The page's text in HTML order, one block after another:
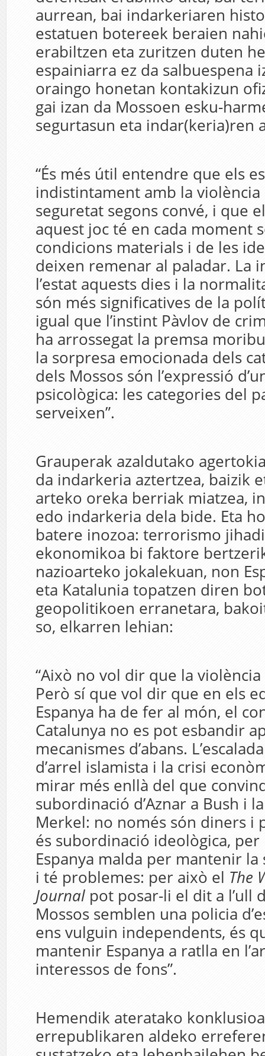
aurrean, bai indarkeriaren
estatuen botereek beraien
erabiltzen eta zuritzen duten
espainiarra ez da salbuespena
oraingo honetan kontakizun
gai izan da Mossoen esku-
segurtasun eta indar(keria)ren
“És més útil entendre que els
indistintament amb la violència
seguretat segons convé, i que
aquest joc té en cada moment
condicions materials i de les
deixen remenar al paladar. La
l’estat aquests dies i la
són més signiﬁcatives de la
igual que l’instint Pàvlov de
ha arrossegat la premsa
la sorpresa emocionada dels
dels Mossos són l’expressió
psicològica: les categories del
serveixen”.
Grauperak azaldutako
da indarkeria aztertzea, baizik
arteko oreka berriak miatzea,
edo indarkeria dela bide. Eta
batere inozoa: terrorismo
ekonomikoa bi faktore
nazioarteko jokalekuan, non
eta Katalunia topatzen diren
geopolitikoen erranetara,
so, elkarren lehian:
“Això no vol dir que la violència
Però sí que vol dir que en els
Espanya ha de fer al món, el
Catalunya no es pot esbandir
mecanismes d’abans.
d’arrel islamista i la crisi
mirar més enllà del que
subordinació d’Aznar a Bush i
Merkel: no només són diners i
és subordinació ideològica,
Espanya malda per mantenir
i té problemes: per això el The
Journal pot posar-li el dit a l’ull
Mossos semblen una policia
ens vulguin independents, és
mantenir Espanya a ratlla en
interessos de fons”.
Hemendik ateratako
errepublikaren aldeko